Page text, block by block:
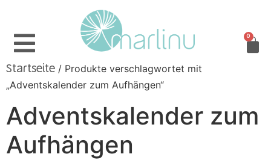
0
Startseite / Produkte verschlagwortet mit
„Adventskalender zum Aufhängen“
Adventskalender zum
Aufhängen